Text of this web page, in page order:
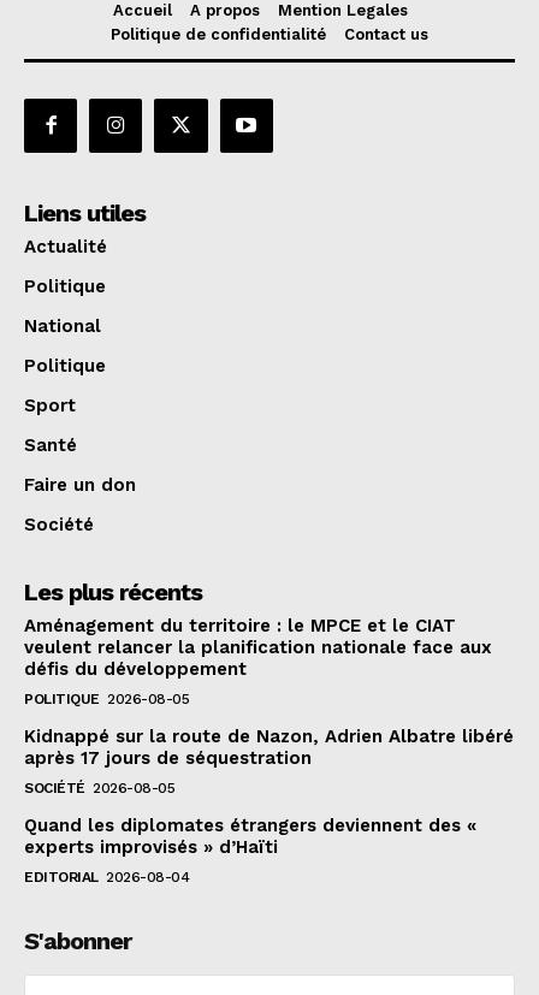
Accueil A propos
Mention Legales
Politique de confidentialité
Contact us
Liens utiles
Actualité
Politique
National
Politique
Sport
Santé
Faire un don
Société
Les plus récents
Aménagement du territoire : le MPCE et le CIAT
veulent relancer la planification nationale face aux
défis du développement
POLITIQUE 2026-08-05
Kidnappé sur la route de Nazon, Adrien Albatre libéré
après 17 jours de séquestration
SOCIÉTÉ 2026-08-05
Quand les diplomates étrangers deviennent des «
experts improvisés » d’Haïti
EDITORIAL 2026-08-04
S'abonner